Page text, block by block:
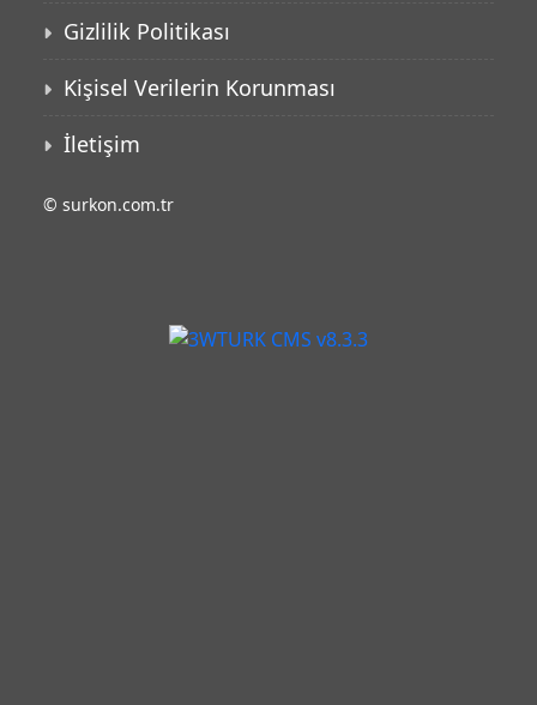
Gizlilik Politikası
Kişisel Verilerin Korunması
İletişim
© surkon.com.tr